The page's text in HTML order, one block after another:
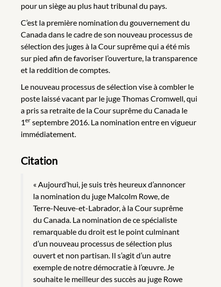
pour un siège au plus haut tribunal du pays.
C’est la première nomination du gouvernement du
Canada dans le cadre de son nouveau processus de
sélection des juges à la Cour suprême qui a été mis
sur pied afin de favoriser l’ouverture, la transparence
et la reddition de comptes.
Le nouveau processus de sélection vise à combler le
poste laissé vacant par le juge Thomas Cromwell, qui
a pris sa retraite de la Cour suprême du Canada le
1er septembre 2016. La nomination entre en vigueur
immédiatement.
Citation
« Aujourd’hui, je suis très heureux d’annoncer
la nomination du juge Malcolm Rowe, de
Terre-Neuve-et-Labrador, à la Cour suprême
du Canada. La nomination de ce spécialiste
remarquable du droit est le point culminant
d’un nouveau processus de sélection plus
ouvert et non partisan. Il s’agit d’un autre
exemple de notre démocratie à l’œuvre. Je
souhaite le meilleur des succès au juge Rowe